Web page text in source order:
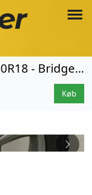
Alu Vinterdæk - 225/50R18 - Bridgestone (8152)
Køb